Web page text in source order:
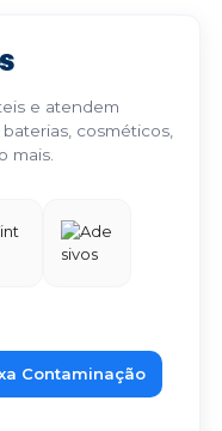
e atendem
cosméticos,
mais.
Contaminação